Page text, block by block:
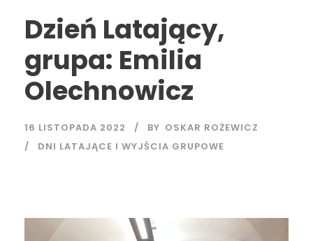
Dzień Latający,
grupa: Emilia
Olechnowicz
16 LISTOPADA 2022 BY OSKAR ROŻEWICZ
DNI LATAJĄCE I WYJŚCIA GRUPOWE